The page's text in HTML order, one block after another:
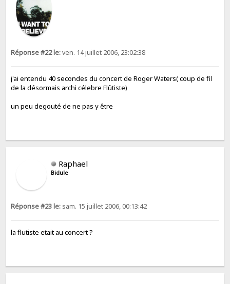
Réponse #22 le:ven. 14 juillet 2006, 23:02:38
j'ai entendu 40 secondes du concert de Roger Waters( coup de fil
de la désormais archi célebre Flûtiste)
un peu degouté de ne pas y être
Raphael
Bidule
Réponse #23 le: sam. 15 juillet 2006, 00:13:42
la flutiste etait au concert ?